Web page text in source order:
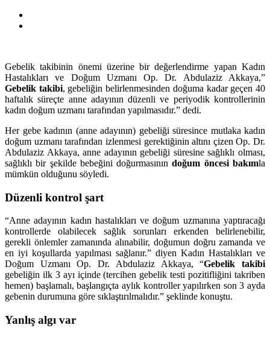
Gebelik takibinin önemi üzerine bir değerlendirme yapan Kadın
Hastalıkları ve Doğum Uzmanı Op. Dr. Abdulaziz Akkaya,”
Gebelik takibi, gebeliğin belirlenmesinden doğuma kadar geçen 40
haftalık süreçte anne adayının düzenli ve periyodik kontrollerinin
kadın doğum uzmanı tarafından yapılmasıdır.” dedi.
Her gebe kadının (anne adayının) gebeliği süresince mutlaka kadın
doğum uzmanı tarafından izlenmesi gerektiğinin altını çizen Op. Dr.
Abdulaziz Akkaya, anne adayının gebeliği süresine sağlıklı olması,
sağlıklı bir şekilde bebeğini doğurmasınındoğum öncesi bakımla
mümkün olduğunu söyledi.
Düzenli kontrol şart
“Anne adayının kadın hastalıkları ve doğum uzmanına yaptıracağı
kontrollerde olabilecek sağlık sorunları erkenden belirlenebilir,
gerekli önlemler zamanında alınabilir, doğumun doğru zamanda ve
en iyi koşullarda yapılması sağlanır.” diyen Kadın Hastalıkları ve
Doğum Uzmanı Op. Dr. Abdulaziz Akkaya, “Gebelik takibi
gebeliğin ilk 3 ayı içinde (tercihen gebelik testi pozitifliğini takriben
hemen) başlamalı, başlangıçta aylık kontroller yapılırken son 3 ayda
gebenin durumuna göre sıklaştırılmalıdır.” şeklinde konuştu.
Yanlış algı var